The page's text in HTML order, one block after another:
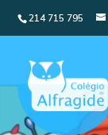
214 715 795